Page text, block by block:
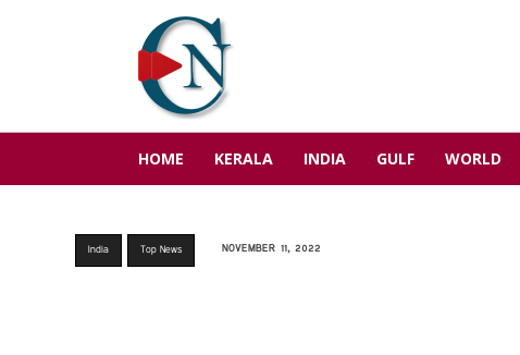
HOME KERALA INDIA GULF WORLD
India Top News NOVEMBER 11, 2022